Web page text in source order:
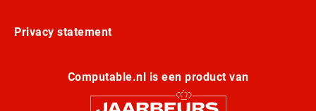
Privacy statement
Computable.nl is een product van